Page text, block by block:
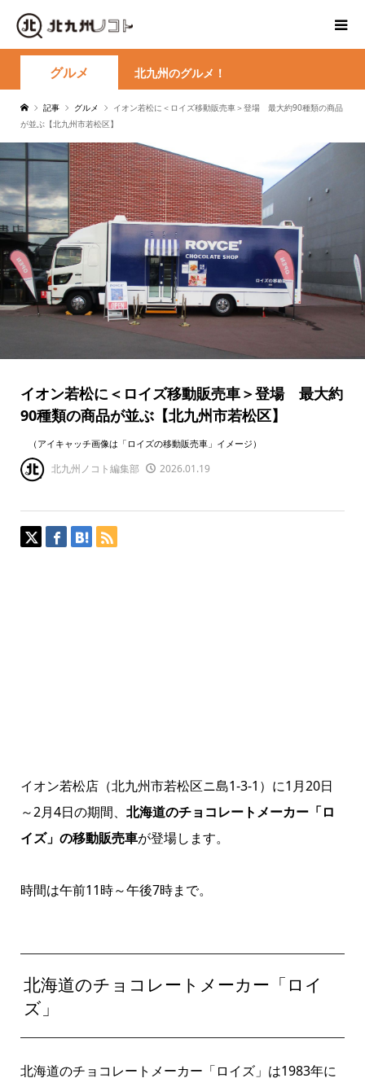
グルメ 北九州のグルメ！
記事 グルメ
イオン若松に＜ロイズ移動販売車＞登場 最⼤約90種類の商品
が並ぶ【北九州市若松区】
イオン若松に＜ロイズ移動販売車＞登場 最⼤約
90種類の商品が並ぶ【北九州市若松区】
（アイキャッチ画像は「ロイズの移動販売車」イメージ）
北九州ノコト編集部 2026.01.19
イオン若松店（北九州市若松区ニ島1-3-1）に1月20日
～2月4日の期間、 北海道のチョコレートメーカー「ロ
イズ」の移動販売車が登場します。
時間は午前11時～午後7時まで。
北海道のチョコレートメーカー「ロイ
ズ」
北海道のチョコレートメーカー「ロイズ」は1983年に